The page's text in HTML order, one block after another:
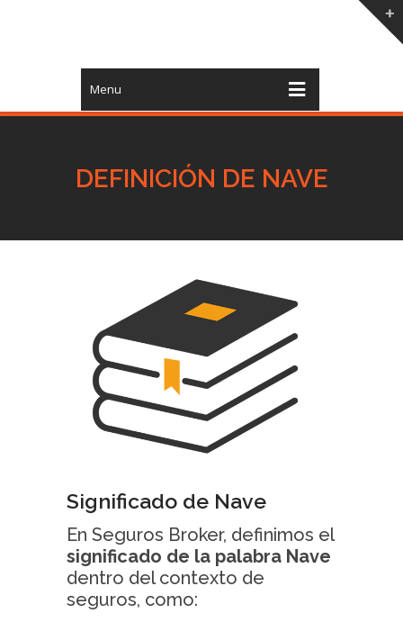
Menu
DEFINICIÓN DE NAVE
Significado de Nave
En Seguros Broker, definimos el
significado de la palabra Nave
dentro del contexto de
seguros, como: